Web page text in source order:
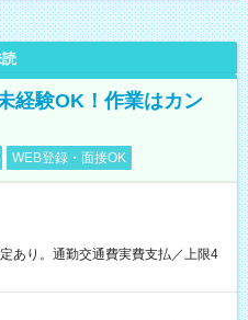
経験OK！作業はカン
WEB登録・面接OK
あり。通勤交通費実費支払／上限4